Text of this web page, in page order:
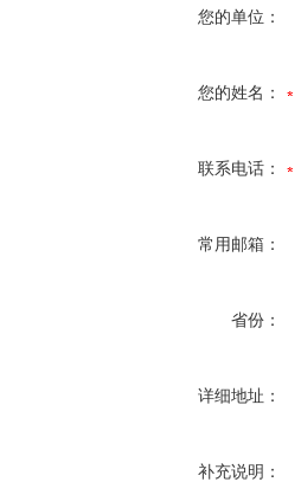
您的单位：
您的姓名：
联系电话：
常用邮箱：
省份：
详细地址：
补充说明：